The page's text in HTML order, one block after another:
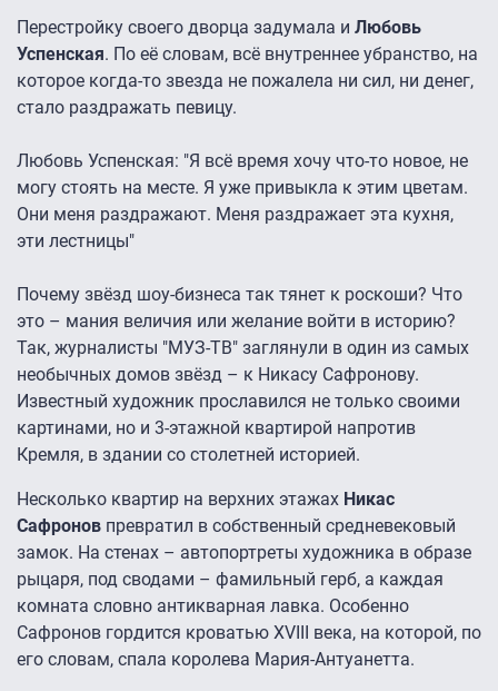
Перестройку своего дворца задумала и Любовь
Успенская. По её словам, всё внутреннее убранство, на
которое когда-то звезда не пожалела ни сил, ни денег,
стало раздражать певицу.
Любовь Успенская: "Я всё время хочу что-то новое, не
могу стоять на месте. Я уже привыкла к этим цветам.
Они меня раздражают. Меня раздражает эта кухня,
эти лестницы"
Почему звёзд шоу-бизнеса так тянет к роскоши? Что
это – мания величия или желание войти в историю?
Так, журналисты "МУЗ-ТВ" заглянули в один из самых
необычных домов звёзд – к Никасу Сафронову.
Известный художник прославился не только своими
картинами, но и 3-этажной квартирой напротив
Кремля, в здании со столетней историей.
Несколько квартир на верхних этажах Никас
Сафронов превратил в собственный средневековый
замок. На стенах – автопортреты художника в образе
рыцаря, под сводами – фамильный герб, а каждая
комната словно антикварная лавка. Особенно
Сафронов гордится кроватью XVIII века, на которой, по
его словам, спала королева Мария-Антуанетта.